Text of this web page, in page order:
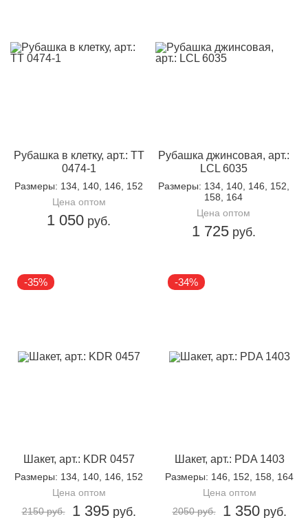
Рубашка в клетку, арт.: TT
0474-1
Размеры: 134, 140, 146, 152
Цена оптом
1 050 руб.
Рубашка джинсовая, арт.:
LCL 6035
Размеры: 134, 140, 146, 152,
158, 164
Цена оптом
1 725руб.
-35%
Шакет, арт.: KDR 0457
Размеры: 134, 140, 146, 152
Цена оптом
2150 руб.
1 395руб.
-34%
Шакет, арт.: PDA 1403
Размеры: 146, 152, 158, 164
Цена оптом
2050 руб.
1 350руб.